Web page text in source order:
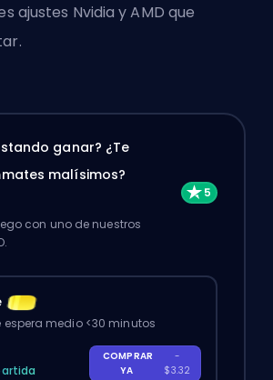
ajustes Nvidia yAMD que
ganar? ¿Te
malísimos?
con uno de nuestros
espera medio <30 minutos
COMPRAR
YA
-
$3.32